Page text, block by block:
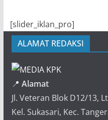
[slider_iklan_pro]
ALAMAT REDAKSI
📍 Alamat
Jl. Veteran Blok D12/13,
Kel. Sukasari, Kec.